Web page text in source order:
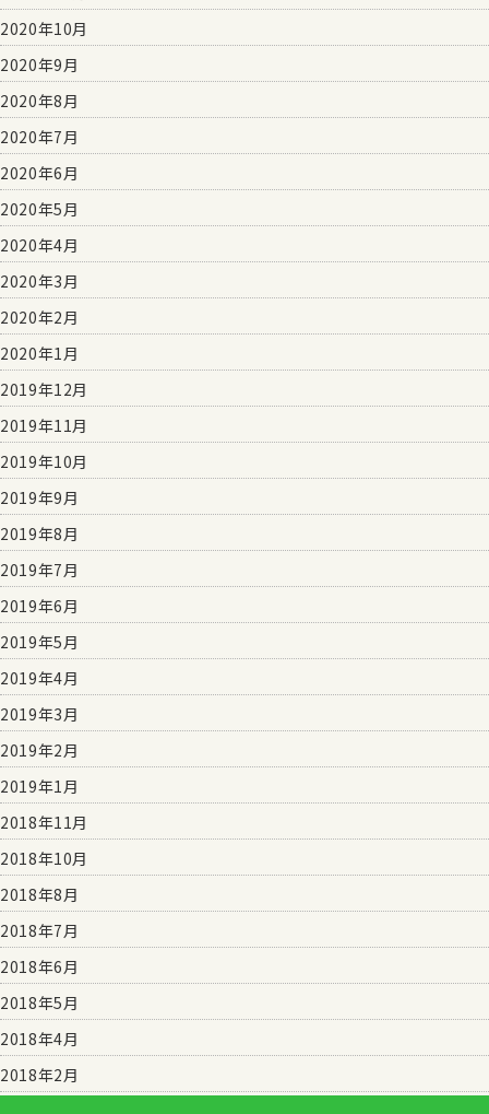
2020年10月
2020年9月
2020年8月
2020年7月
2020年6月
2020年5月
2020年4月
2020年3月
2020年2月
2020年1月
2019年12月
2019年11月
2019年10月
2019年9月
2019年8月
2019年7月
2019年6月
2019年5月
2019年4月
2019年3月
2019年2月
2019年1月
2018年11月
2018年10月
2018年8月
2018年7月
2018年6月
2018年5月
2018年4月
2018年2月